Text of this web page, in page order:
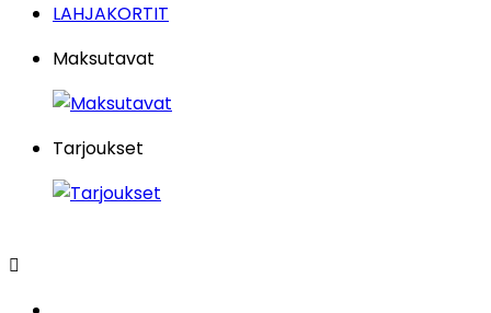
LAHJAKORTIT
Maksutavat
Tarjoukset
